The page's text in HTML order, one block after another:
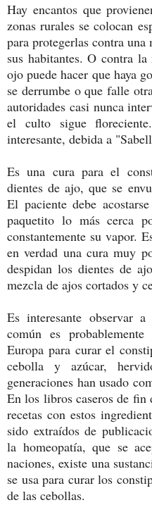
Hay encantos que
zonas rurales se colocan
para protegerlas contra
sus habitantes. O contra
ojo puede hacer que haya
se derrumbe o que falle
autoridades casi nunca
el culto sigue
interesante, debida a
Es una cura para el
dientes de ajo, que se
El paciente debe
paquetito lo más cerca
constantemente su vapor.
en verdad una cura muy
despidan los dientes de
mezcla de ajos cortados y
Es interesante observar
común es
Europa para curar el
cebolla y azúcar,
generaciones han usado
En los libros caseros de fin
recetas con estos
sido extraídos de
la homeopatía, que se
naciones, existe una
se usa para curar los
de las cebollas.